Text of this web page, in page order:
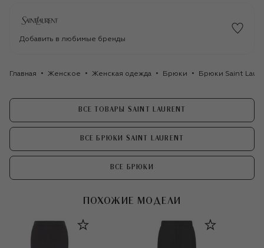
Добавить в любимые бренды
Главная Женское Женская одежда Брюки Брюки Saint
ВСЕ ТОВАРЫ SAINT LAURENT
ВСЕ БРЮКИ SAINT LAURENT
ВСЕ БРЮКИ
ПОХОЖИЕ МОДЕЛИ